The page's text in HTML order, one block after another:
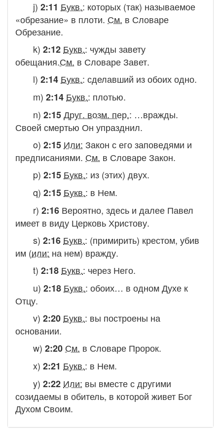
j) 2:11 Букв.: которых (так) называемое
«обрезание» в плоти. См. в Словаре
Обрезание.
k) 2:12 Букв.: чужды завету
обещания.См. в СловареЗавет.
l) 2:14 Букв.: сделавший из обоих одно.
m) 2:14 Букв.: плотью.
n) 2:15Друг. возм. пер.: …вражды.
Своей смертью Он упразднил.
o) 2:15 Или: Закон с его заповедями и
предписаниями. См. в СловареЗакон.
p) 2:15 Букв.: из (этих) двух.
q) 2:15 Букв.: в Нем.
r) 2:16 Вероятно, здесь и далее Павел
имеет в виду Церковь Христову.
s) 2:16 Букв.: (примирить) крестом, убив
им (или: на нем) вражду.
t) 2:18 Букв.: через Него.
u) 2:18 Букв.: обоих… в одном Духе к
Отцу.
v) 2:20 Букв.: вы построены на
основании.
w) 2:20 См. в Словаре Пророк.
x) 2:21 Букв.: в Нем.
y) 2:22 Или: вы вместе с другими
созидаемы в обитель, в которой живет Бог
Духом Своим.